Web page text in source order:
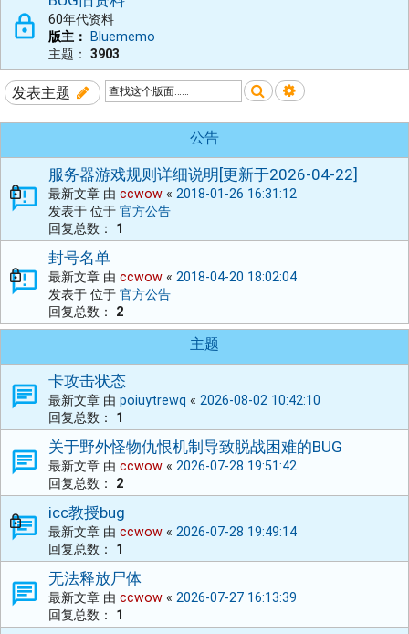
60年代资料
版主：
Bluememo
主题： 3903
发表主题 搜索 高级搜索
公告
服务器游戏规则详细说明[更新于2026-04-22]
最新文章 由 ccwow « 2018-01-26 16:31:12
发表于 位于 官方公告
回复总数： 1
封号名单
最新文章 由 ccwow « 2018-04-20 18:02:04
发表于 位于 官方公告
回复总数： 2
主题
卡攻击状态
最新文章 由 poiuytrewq « 2026-08-02 10:42:10
回复总数： 1
关于野外怪物仇恨机制导致脱战困难的BUG
最新文章 由 ccwow « 2026-07-28 19:51:42
回复总数： 2
icc教授bug
最新文章 由 ccwow « 2026-07-28 19:49:14
回复总数： 1
无法释放尸体
最新文章 由 ccwow « 2026-07-27 16:13:39
回复总数： 1